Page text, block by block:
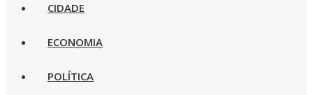
CIDADE
ECONOMIA
POLÍTICA